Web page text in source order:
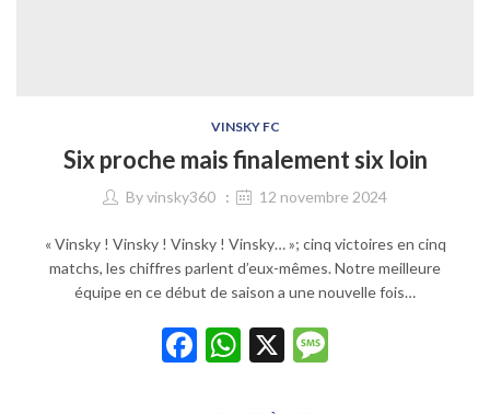
VINSKY FC
Six proche mais finalement six loin
Byvinsky360 12 novembre 2024
« Vinsky ! Vinsky ! Vinsky ! Vinsky… »; cinq victoires en cinq
matchs, les chiffres parlent d’eux-mêmes. Notre meilleure
équipe en ce début de saison a une nouvelle fois…
Facebook
WhatsApp
X